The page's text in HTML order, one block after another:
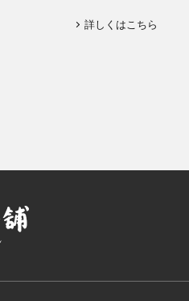
詳しくはこちら